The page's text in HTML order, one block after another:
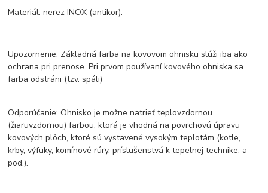
Materiál: nerez INOX (antikor).
Upozornenie: Základná farba na kovovom ohnisku slúži iba ako
ochrana pri prenose. Pri prvom používaní kovového ohniska sa
farba odstráni (tzv. spáli)
Odporúčanie: Ohnisko je možne natrieť teplovzdornou
(žiaruvzdornou) farbou, ktorá je vhodná na povrchovú úpravu
kovových plôch, ktoré sú vystavené vysokým teplotám (kotle,
krby, výfuky, komínové rúry, príslušenstvá k tepelnej technike, a
pod.).